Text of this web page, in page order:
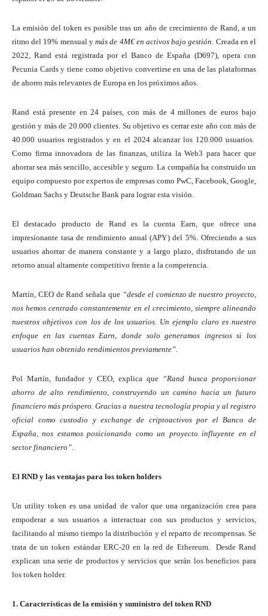
La emisión del token es posible tras un año de crecimiento de Rand, a un
ritmo del 19% mensual ymás de 4M€ en activos bajo gestión. Creada en el
2022, Rand está registrada por el Banco de España (D697), opera con
Pecunia Cards y tiene como objetivo convertirse en una de las plataformas
de ahorro más relevantes de Europa en los próximos años.
Rand está presente en 24 países, con más de 4 millones de euros bajo
gestión y más de 20.000 clientes. Su objetivo es cerrar este año con más de
40.000 usuarios registrados y en el 2024 alcanzar los 120.000 usuarios.
Como firma innovadora de las finanzas, utiliza la Web3 para hacer que
ahorrar sea más sencillo, accesible y seguro. La compañía ha construido un
equipo compuesto por expertos de empresas como PwC, Facebook, Google,
Goldman Sachs y Deutsche Bank para lograr esta visión.
El destacado producto de Rand es la cuenta Earn, que ofrece una
impresionante tasa de rendimiento anual (APY) del 5%. Ofreciendo a sus
usuarios ahorrar de manera constante y a largo plazo, disfrutando de un
retorno anual altamente competitivo frente a la competencia.
Martín, CEO de Rand señala que “desde el comienzo de nuestro proyecto,
nos hemos centrado constantemente en el crecimiento, siempre alineando
nuestros objetivos con los de los usuarios. Un ejemplo claro es nuestro
enfoque en las cuentas Earn, donde solo generamos ingresos si los
usuarios han obtenido rendimientos previamente”.
Pol Martín, fundador y CEO, explica que “Rand busca proporcionar
ahorro de alto rendimiento, construyendo un camino hacia un futuro
financiero más próspero. Gracias a nuestra tecnología propia y al registro
oficial como custodio y exchange de criptoactivos por el Banco de
España, nos estamos posicionando como un proyecto influyente en el
sector financiero”.
El RND y las ventajas para los token holders
Un utility token es una unidad de valor que una organización crea para
empoderar a sus usuarios a interactuar con sus productos y servicios,
facilitando al mismo tiempo la distribución y el reparto de recompensas. Se
trata de un token estándar ERC-20 en la red de Ethereum. Desde Rand
explican una serie de productos y servicios que serán los beneficios para
los token holder.
1. Características de la emisión y suministro del token RND